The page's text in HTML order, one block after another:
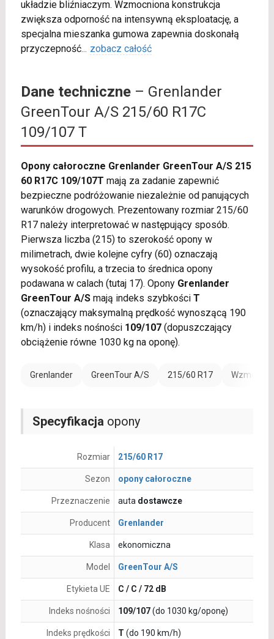
układzie bliźniaczym. Wzmocniona konstrukcja
zwiększa odporność na intensywną eksploatację, a
specjalna mieszanka gumowa zapewnia doskonałą
przyczepność... zobacz całość
Dane techniczne– Grenlander
GreenTour A/S 215/60 R17C
109/107 T
Opony całoroczne Grenlander GreenTour A/S 215
60 R17C 109/107T mają za zadanie zapewnić
bezpieczne podróżowanie niezależnie od panujących
warunków drogowych. Prezentowany rozmiar 215/60
R17 należy interpretować w następujący sposób.
Pierwsza liczba (215) to szerokość opony w
milimetrach, dwie kolejne cyfry (60) oznaczają
wysokość profilu, a trzecia to średnica opony
podawana w calach (tutaj 17). Opony Grenlander
GreenTour A/Smają indeks szybkości T
(oznaczający maksymalną prędkość wynoszącą 190
km/h) i indeks nośności 109/107(dopuszczający
obciążenie równe 1030 kg na oponę).
Grenlander GreenTour A/S 215/60 R17
Specyfikacja opony
Rozmiar 215/60 R17
Sezon opony całoroczne
Przeznaczenie auta dostawcze
Producent Grenlander
Klasa ekonomiczna
Model GreenTour A/S
Etykieta UE C / C / 72 dB
Indeks nośności 109/107(do 1030 kg/oponę)
Indeks prędkości T (do 190 km/h)